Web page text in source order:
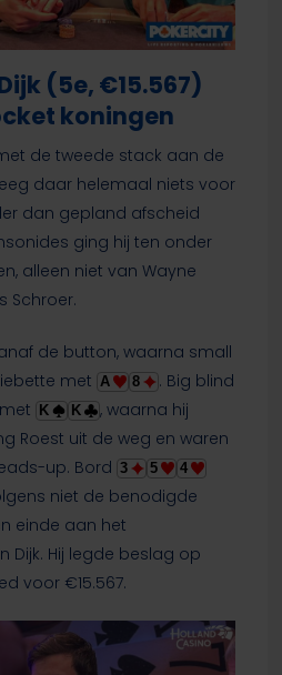
(5e, €15.567)
koningen
de tweede stack aan de
daar helemaal niets voor
dan gepland afscheid
ging hij ten onder
alleen niet van Wayne
Schroer.
de button, waarna small
met A 8
. Big blind
K K
, waarna hij
Roest uit de weg en waren
up. Bord 3 5
4
niet de benodigde
einde aan het
Dijk. Hij legde beslag op
voor €15.567.